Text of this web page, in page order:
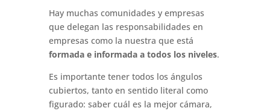
Hay muchas comunidades y empresas
que delegan las responsabilidades en
empresas como la nuestra que está
formada e informada a todos los niveles.
Es importante tener todos los ángulos
cubiertos, tanto en sentido literal como
figurado: saber cuál es la mejor cámara,